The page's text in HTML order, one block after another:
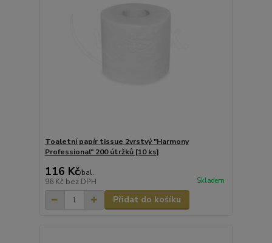
Toaletní papír tissue 2vrstvý "Harmony
Professional" 200 útržků [10 ks]
116 Kč/bal.
96 Kč bez DPH Skladem
Přidat do košíku